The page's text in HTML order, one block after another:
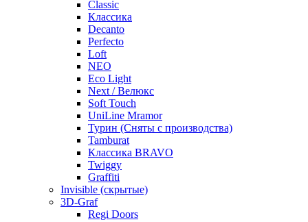
Classic
Классика
Decanto
Perfecto
Loft
NEO
Eco Light
Next / Велюкс
Soft Touch
UniLine Mramor
Турин (Сняты с производства)
Tamburat
Классика BRAVO
Twiggy
Graffiti
Invisible (скрытые)
3D-Graf
Regi Doors